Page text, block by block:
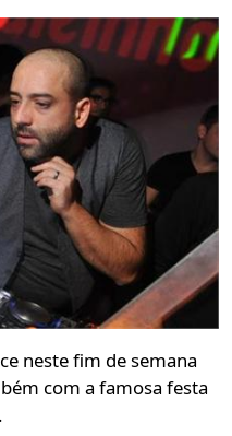
neste fim de semana
com a famosa festa